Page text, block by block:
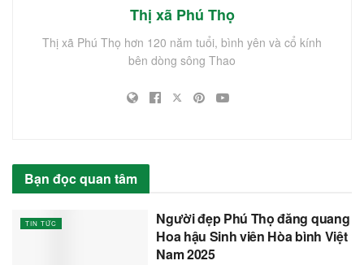
Thị xã Phú Thọ
Thị xã Phú Thọ hơn 120 năm tuổi, bình yên và cổ kính
bên dòng sông Thao
Bạn đọc quan tâm
TIN TỨC
Người đẹp Phú Thọ đăng quang
Hoa hậu Sinh viên Hòa bình Việt
Nam 2025